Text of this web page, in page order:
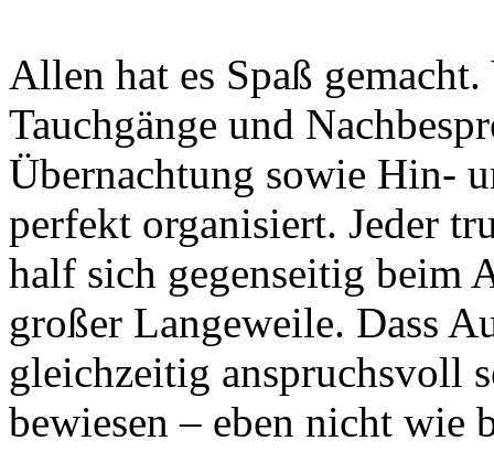
Allen hat es Spaß
Tauchgänge und
Übernachtung sowie Hin-
perfekt organisiert. Jeder
half sich gegenseitig beim
großer Langeweile. Dass
gleichzeitig anspruchsvoll
bewiesen – eben nicht wie